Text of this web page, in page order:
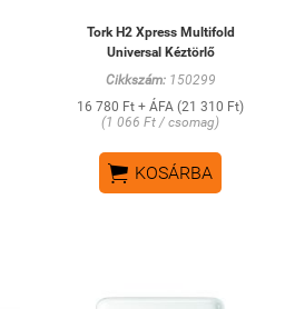
Tork H2 Xpress Multifold
Universal Kéztörlő
Cikkszám:150299
16 780 Ft + ÁFA (21 310 Ft)
(1 066 Ft / csomag)
 KOSÁRBA